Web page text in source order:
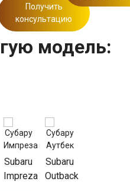
Получить
консультацию
модель:
Subaru
Impreza
Subaru
Outback